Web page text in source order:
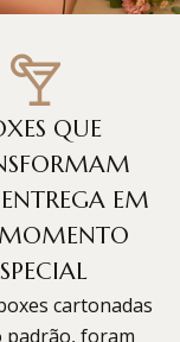
QUE
EM
cartonadas
padrão, foram